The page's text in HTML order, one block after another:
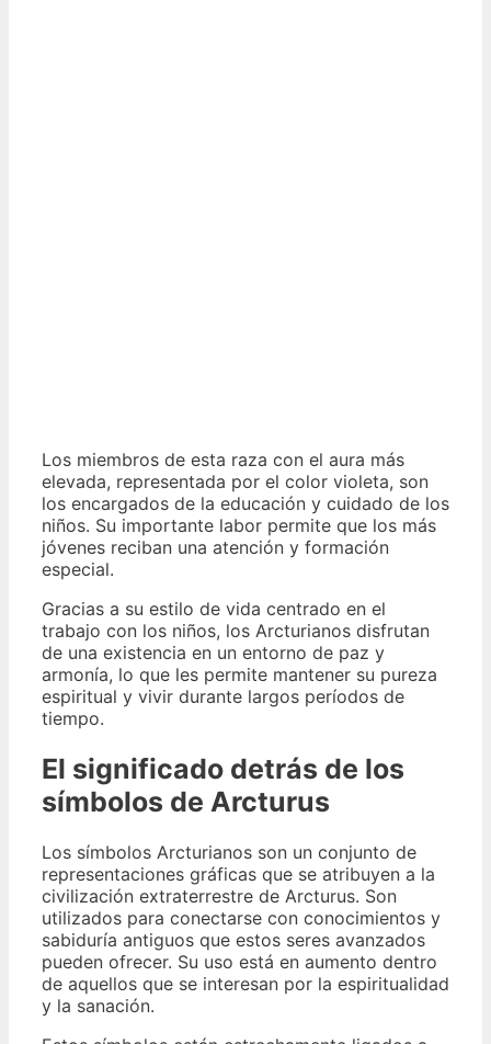
Los miembros de esta raza con el aura más
elevada, representada por el color violeta, son
los encargados de la educación y cuidado de los
niños. Su importante labor permite que los más
jóvenes reciban una atención y formación
especial.
Gracias a su estilo de vida centrado en el
trabajo con los niños, los Arcturianos disfrutan
de una existencia en un entorno de paz y
armonía, lo que les permite mantener su pureza
espiritual y vivir durante largos períodos de
tiempo.
El significado detrás de los
símbolos de Arcturus
Los símbolos Arcturianos son un conjunto de
representaciones gráficas que se atribuyen a la
civilización extraterrestre de Arcturus. Son
utilizados para conectarse con conocimientos y
sabiduría antiguos que estos seres avanzados
pueden ofrecer. Su uso está en aumento dentro
de aquellos que se interesan por la espiritualidad
y la sanación.